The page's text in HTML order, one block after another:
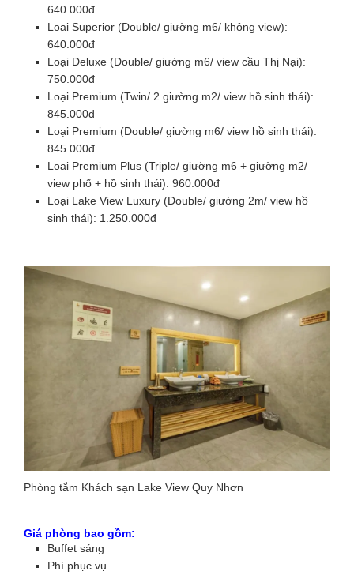
640.000đ
Loại Superior (Double/ giường m6/ không view):
640.000đ
Loại Deluxe (Double/ giường m6/ view cầu Thị Nại):
750.000đ
Loại Premium (Twin/ 2 giường m2/ view hồ sinh thái):
845.000đ
Loại Premium (Double/ giường m6/ view hồ sinh thái):
845.000đ
Loại Premium Plus (Triple/ giường m6 + giường m2/
view phố + hồ sinh thái): 960.000đ
Loại Lake View Luxury (Double/ giường 2m/ view hồ
sinh thái): 1.250.000đ
Phòng tắm Khách sạn Lake View Quy Nhơn
Giá phòng bao gồm:
Buffet sáng
Phí phục vụ